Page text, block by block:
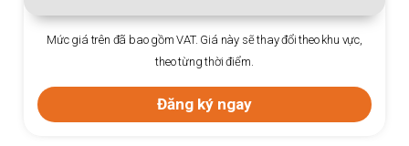
Mức giá trên đã bao gồm VAT. Giá này sẽ thay đổi theo khu vực,
theo từng thời điểm.
Đăng ký ngay